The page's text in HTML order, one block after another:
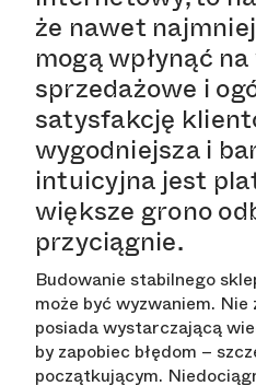
że nawet
mogą wpłynąć
sprzedażowe i
satysfakcję
wygodniejsza i
intuicyjna jest
większe grono
przyciągnie.
Budowanie stabilnego
może być wyzwaniem. Nie
posiada wystarczającą
by zapobiec błędom –
początkującym.